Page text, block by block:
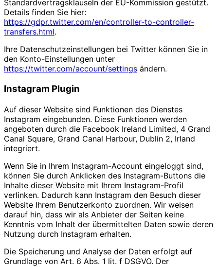
Standardvertragsklauseln der EU-Kommission gestützt.
Details finden Sie hier:
https://gdpr.twitter.com/en/controller-to-controller-
transfers.html.
Ihre Datenschutzeinstellungen bei Twitter können Sie in
den Konto-Einstellungen unter
https://twitter.com/account/settings ändern.
Instagram Plugin
Auf dieser Website sind Funktionen des Dienstes
Instagram eingebunden. Diese Funktionen werden
angeboten durch die Facebook Ireland Limited, 4 Grand
Canal Square, Grand Canal Harbour, Dublin 2, Irland
integriert.
Wenn Sie in Ihrem Instagram-Account eingeloggt sind,
können Sie durch Anklicken des Instagram-Buttons die
Inhalte dieser Website mit Ihrem Instagram-Profil
verlinken. Dadurch kann Instagram den Besuch dieser
Website Ihrem Benutzerkonto zuordnen. Wir weisen
darauf hin, dass wir als Anbieter der Seiten keine
Kenntnis vom Inhalt der übermittelten Daten sowie deren
Nutzung durch Instagram erhalten.
Die Speicherung und Analyse der Daten erfolgt auf
Grundlage von Art. 6 Abs. 1 lit. f DSGVO. Der